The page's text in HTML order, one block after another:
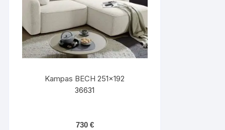
Kampas BECH 251×192
36631
730 €